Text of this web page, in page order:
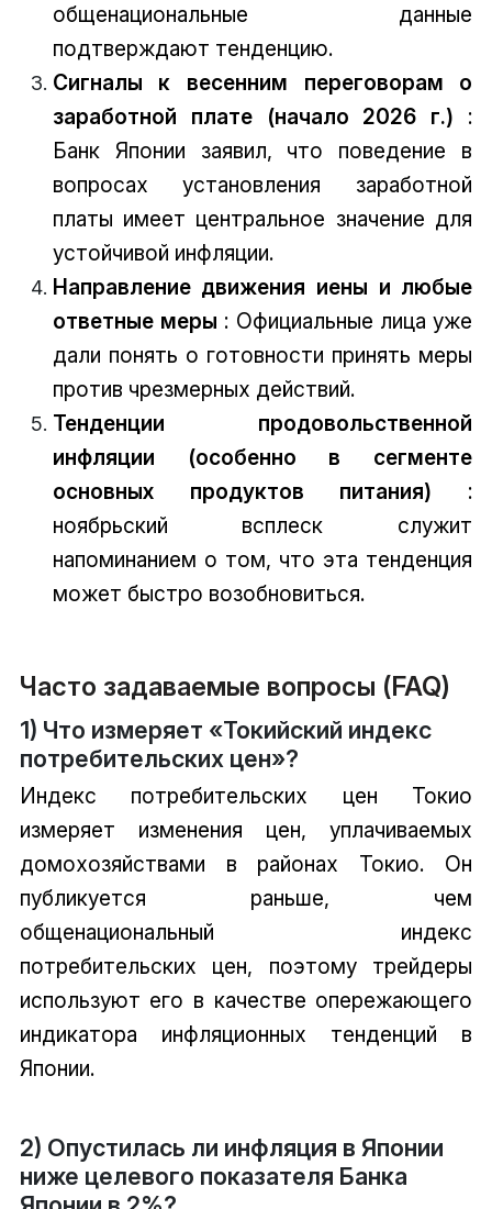
общенациональные данные
подтверждают тенденцию.
Сигналы к весенним переговорам о
заработной плате (начало 2026 г.) :
Банк Японии заявил, что поведение в
вопросах установления заработной
платы имеет центральное значение для
устойчивой инфляции.
Направление движения иены и любые
ответные меры : Официальные лица уже
дали понять о готовности принять меры
против чрезмерных действий.
Тенденции продовольственной
инфляции (особенно в сегменте
основных продуктов питания) :
ноябрьский всплеск служит
напоминанием о том, что эта тенденция
может быстро возобновиться.
Часто задаваемые вопросы (FAQ)
1) Что измеряет «Токийский индекс
потребительских цен»?
Индекс потребительских цен Токио
измеряет изменения цен, уплачиваемых
домохозяйствами в районах Токио. Он
публикуется раньше, чем
общенациональный индекс
потребительских цен, поэтому трейдеры
используют его в качестве опережающего
индикатора инфляционных тенденций в
Японии.
2) Опустилась ли инфляция в Японии
ниже целевого показателя Банка